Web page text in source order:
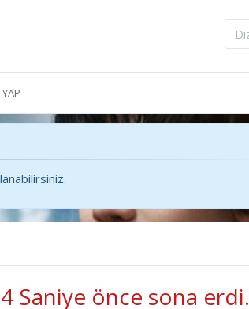
Saniye önce sona erdi.